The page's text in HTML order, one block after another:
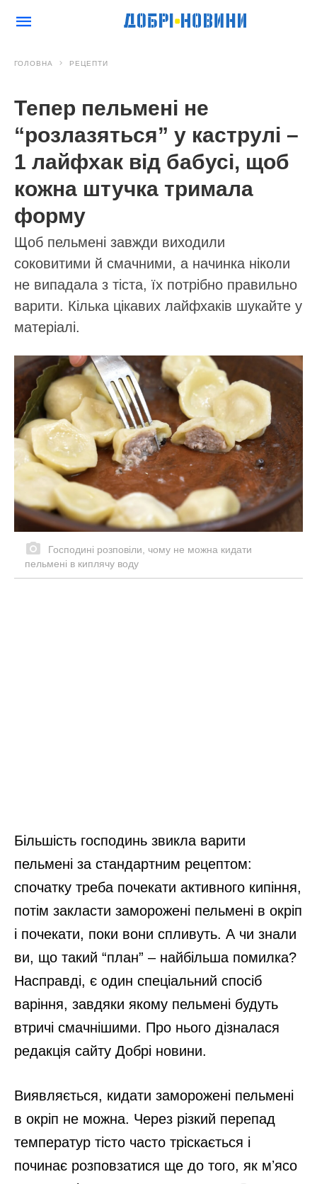
ГОЛОВНА РЕЦЕПТИ
Тепер пельмені не
“розлазяться” у каструлі –
1 лайфхак від бабусі, щоб
кожна штучка тримала
форму
Щоб пельмені завжди виходили
соковитими й смачними, а начинка ніколи
не випадала з тіста, їх потрібно правильно
варити. Кілька цікавих лайфхаків шукайте у
матеріалі.
Господині розповіли, чому не можна кидати
пельмені в киплячу воду
Більшість господинь звикла варити
пельмені за стандартним рецептом:
спочатку треба почекати активного кипіння,
потім закласти заморожені пельмені в окріп
і почекати, поки вони спливуть. А чи знали
ви, що такий “план” – найбільша помилка?
Насправді, є один спеціальний спосіб
варіння, завдяки якому пельмені будуть
втричі смачнішими. Про нього дізналася
редакція сайту Добрі новини.
Виявляється, кидати заморожені пельмені
в окріп не можна. Через різкий перепад
температур тісто часто тріскається і
починає розповзатися ще до того, як мʼясо